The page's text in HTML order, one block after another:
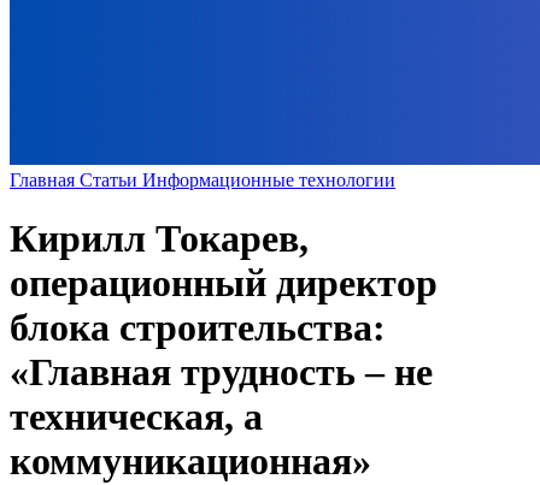
Главная Статьи Информационные технологии
Кирилл Токарев,
операционный директор
блока строительства:
«Главная трудность – не
техническая, а
коммуникационная»